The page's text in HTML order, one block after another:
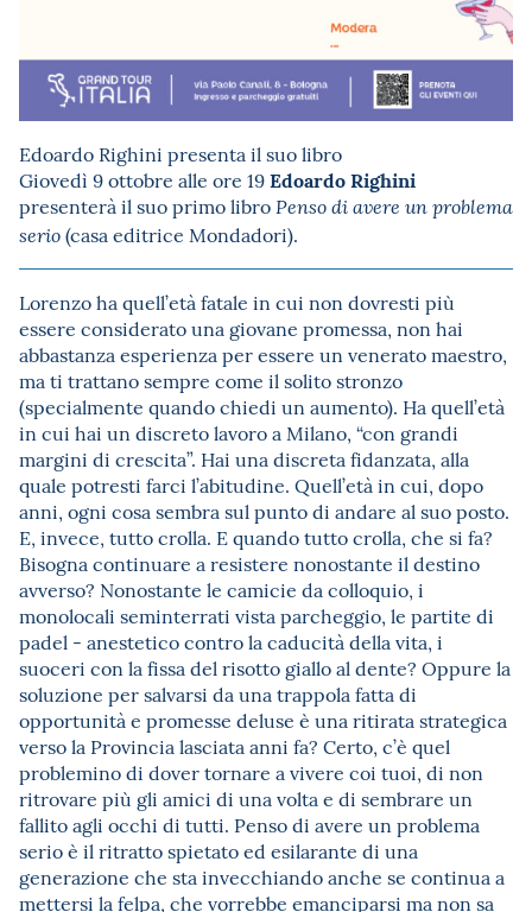
Edoardo Righini presenta il suo libro
Giovedì 9 ottobre alle ore 19Edoardo Righini
presenterà il suo primo libroPenso di avere un problema
serio(casa editrice Mondadori).
Lorenzo ha quell’età fatale in cui non dovresti più
essere considerato una giovane promessa, non hai
abbastanza esperienza per essere un venerato maestro,
ma ti trattano sempre come il solito stronzo
(specialmente quando chiedi un aumento). Ha quell’età
in cui hai un discreto lavoro a Milano, “con grandi
margini di crescita”. Hai una discreta fidanzata, alla
quale potresti farci l’abitudine. Quell’età in cui, dopo
anni, ogni cosa sembra sul punto di andare al suo posto.
E, invece, tutto crolla. E quando tutto crolla, che si fa?
Bisogna continuare a resistere nonostante il destino
avverso? Nonostante le camicie da colloquio, i
monolocali seminterrati vista parcheggio, le partite di
padel - anestetico contro la caducità della vita, i
suoceri con la fissa del risotto giallo al dente? Oppure la
soluzione per salvarsi da una trappola fatta di
opportunità e promesse deluse è una ritirata strategica
verso la Provincia lasciata anni fa? Certo, c’è quel
problemino di dover tornare a vivere coi tuoi, di non
ritrovare più gli amici di una volta e di sembrare un
fallito agli occhi di tutti. Penso di avere un problema
serio è il ritratto spietato ed esilarante di una
generazione che sta invecchiando anche se continua a
mettersi la felpa, che vorrebbe emanciparsi ma non sa